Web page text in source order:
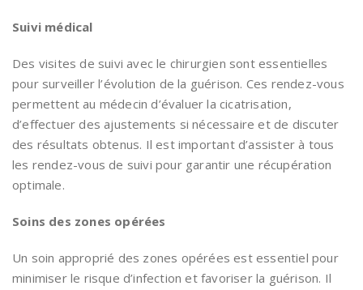
Suivi médical
Des visites de suivi avec le chirurgien sont essentielles
pour surveiller l’évolution de la guérison. Ces rendez-vous
permettent au médecin d’évaluer la cicatrisation,
d’effectuer des ajustements si nécessaire et de discuter
des résultats obtenus. Il est important d’assister à tous
les rendez-vous de suivi pour garantir une récupération
optimale.
Soins des zones opérées
Un soin approprié des zones opérées est essentiel pour
minimiser le risque d’infection et favoriser la guérison. Il